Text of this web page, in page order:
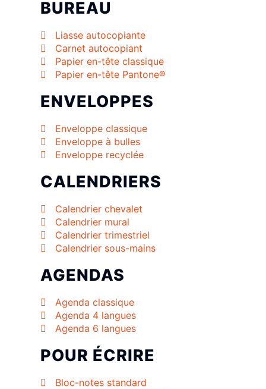
BUREAU
Liasse autocopiante
Carnet autocopiant
Papier en-tête classique
Papier en-tête Pantone®
ENVELOPPES
Enveloppe classique
Enveloppe à bulles
Enveloppe recyclée
CALENDRIERS
Calendrier chevalet
Calendrier mural
Calendrier trimestriel
Calendrier sous-mains
AGENDAS
Agenda classique
Agenda 4 langues
Agenda 6 langues
POUR ÉCRIRE
Bloc-notes standard